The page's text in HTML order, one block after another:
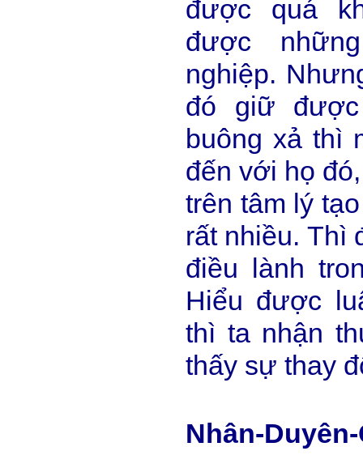
được quá
được
nghiệp.
đó giữ
buông xả thì
đến với họ
trên tâm lý
rất nhiều. Thì
điều lành
Hiểu được
thì ta nhận
thấy sự thay
Nhân-